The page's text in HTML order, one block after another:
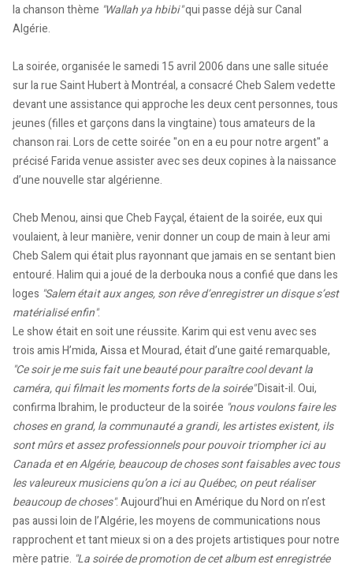
la chanson thème "Wallah ya hbibi"qui passe déjà sur Canal
Algérie.
La soirée, organisée le samedi 15 avril 2006 dans une salle située
sur la rue Saint Hubert à Montréal, a consacré Cheb Salem vedette
devant une assistance qui approche les deux cent personnes, tous
jeunes (filles et garçons dans la vingtaine) tous amateurs de la
chanson rai. Lors de cette soirée "on en a eu pour notre argent" a
précisé Farida venue assister avec ses deux copines à la naissance
d’une nouvelle star algérienne.
Cheb Menou, ainsi que Cheb Fayçal, étaient de la soirée, eux qui
voulaient, à leur manière, venir donner un coup de main à leur ami
Cheb Salem qui était plus rayonnant que jamais en se sentant bien
entouré. Halim qui a joué de la derbouka nous a confié que dans les
loges "Salem était aux anges, son rêve d’enregistrer un disque s’est
matérialisé enfin".
Le show était en soit une réussite. Karim qui est venu avec ses
trois amis H’mida, Aissa et Mourad, était d’une gaité remarquable,
"Ce soir je me suis fait une beauté pour paraître cool devant la
caméra, qui filmait les moments forts de la soirée"Disait-il. Oui,
confirma Ibrahim, le producteur de la soirée "nous voulons faire les
choses en grand, la communauté a grandi, les artistes existent, ils
sont mûrs et assez professionnels pour pouvoir triompher ici au
Canada et en Algérie, beaucoup de choses sont faisables avec tous
les valeureux musiciens qu’on a ici au Québec, on peut réaliser
beaucoup de choses". Aujourd’hui en Amérique du Nord on n’est
pas aussi loin de l’Algérie, les moyens de communications nous
rapprochent et tant mieux si on a des projets artistiques pour notre
mère patrie. "La soirée de promotion de cet album est enregistrée